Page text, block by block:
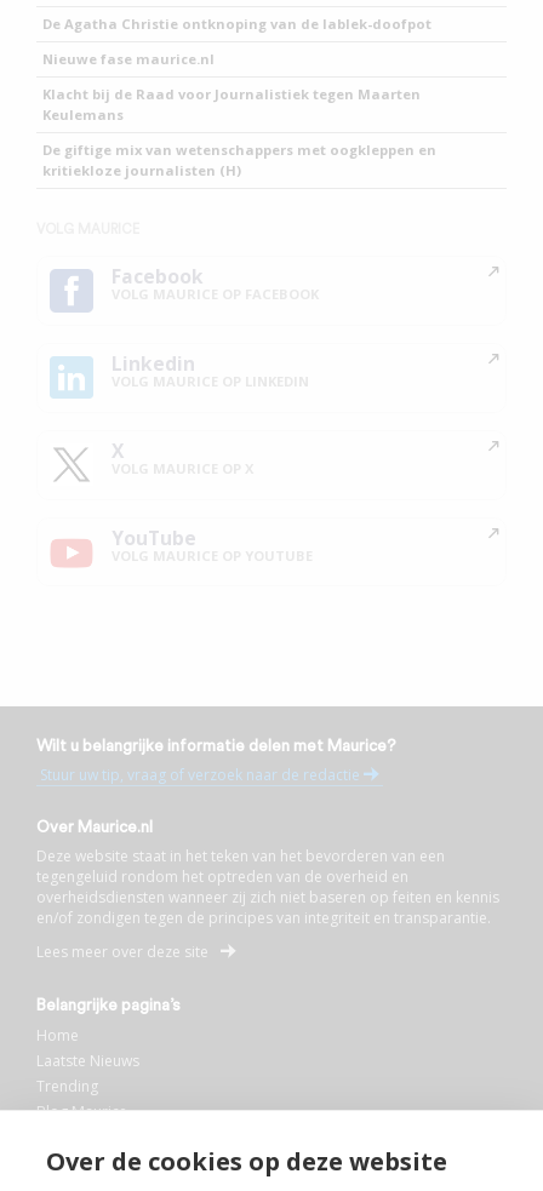
Over de cookies op deze website
De Agatha Christie ontknoping van de lablek-doofpot
Nieuwe fase maurice.nl
Klacht bij de Raad voor Journalistiek tegen Maarten
Keulemans
De giftige mix van wetenschappers met oogkleppen en
kritiekloze journalisten (H)
Facebook
Linkedin
X
YouTube
Wilt u belangrijke informatie delen met Maurice?
Stuur uw tip, vraag of verzoek naar de redactie
Over Maurice.nl
Deze website staat in het teken van het bevorderen van een
tegengeluid rondom het optreden van de overheid en
overheidsdiensten wanneer zij zich niet baseren op feiten en kennis
en/of zondigen tegen de principes van integriteit en transparantie.
Lees meer over deze site
Belangrijke pagina’s
Home
Laatste Nieuws
Trending
Blog Maurice
Bibliotheek